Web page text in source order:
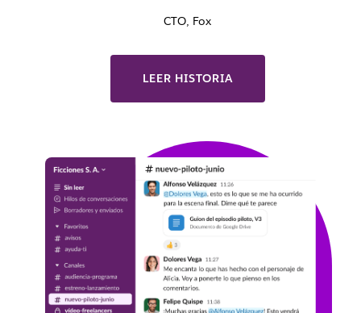
CTO, Fox
LEER HISTORIA